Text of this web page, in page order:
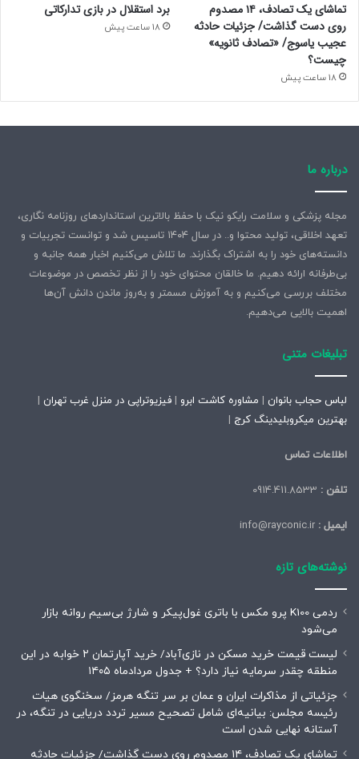
تماشای یک تصادف، ۱۴ مصدوم
روی دست گذاشت/ جزئیات حادثه
عجیب یاسوج/ «تصادف ثانویه»
چیست؟
18 ساعت پیش
برد استقلال در بازی تدارکاتی
18 ساعت پیش
درباره ما
مجله پزشکی و سلامت رایکو نیک با حفظ بالاترین استانداردهای روزنامه نگاری،
تعهد اخلاقی، تولید محتوا و.. در سال ۱۴۰۴ تاسیس شد و توانست تجربیات و
دانسته‌های خود را به اشتراک بگذارند. ما تلاش می‌کنیم اخبار همه جانبه و
بی‌طرفانه ارائه دهیم. ما خالقان محتوای خود را از نظر تخصص در موضوعات
مختلف بررسی می‌کنیم و به آموزش مسمتر و به‌روز ماندن دانش آن‌ها
اهمیت بالایی می‌دهیم.
تبلیغات متنی
لباس حجاب بانوان | مشاوره کاشت ابرو | فیزیوتراپی در منزل غرب تهران |
بهترین میکروبلیدینگ کرج |
اطلاعات تماس
تلفن :
ایمیل :
نوشته‌های تازه
ردمی K100 پرو مکس با باتری غول‌پیکر و شارژ بی‌سیم روانه بازار
می‌شود
لیست قیمت خرید مسکن در نازی‌آباد/ خرید آپارتمان ۲ خوابه در این
منطقه چقدر سرمایه نیاز دارد؟ + جدول مردادماه ۱۴۰۵
جزئیاتی از مذاکرات ایران و عمان بر سر تنگه هرمز/ سخنگوی هیات
رئیسه مجلس: بیانیه‌ای شامل تصحیح مسیر تردد دریایی در تنگه، در
آستانه نهایی شدن است
تماشای یک تصادف، ۱۴ مصدوم روی دست گذاشت/ جزئیات حادثه